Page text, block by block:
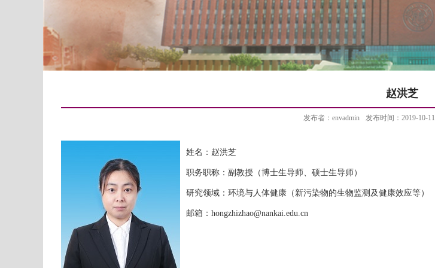
赵洪芝
发布者：envadmin 发布时间：2019-10-11
姓名：赵洪芝
职务职称：副教授（博士生导师、硕士生导师）
研究领域：环境与人体健康（新污染物的生物监测及健康效应等）
邮箱： hongzhizhao@nankai.edu.cn